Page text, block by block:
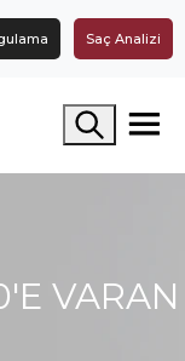
Saç Analizi
Arama yap
VARAN